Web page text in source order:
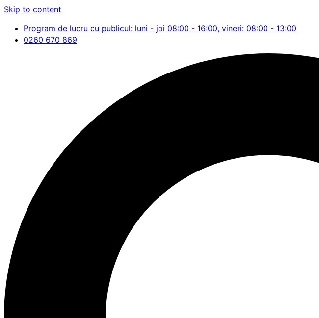
Skip to content
Program de lucru cu publicul: luni - joi 08:00 - 16:00, vineri: 08:00 - 13:00
0260 670 869